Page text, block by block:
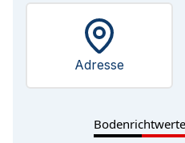
Adresse